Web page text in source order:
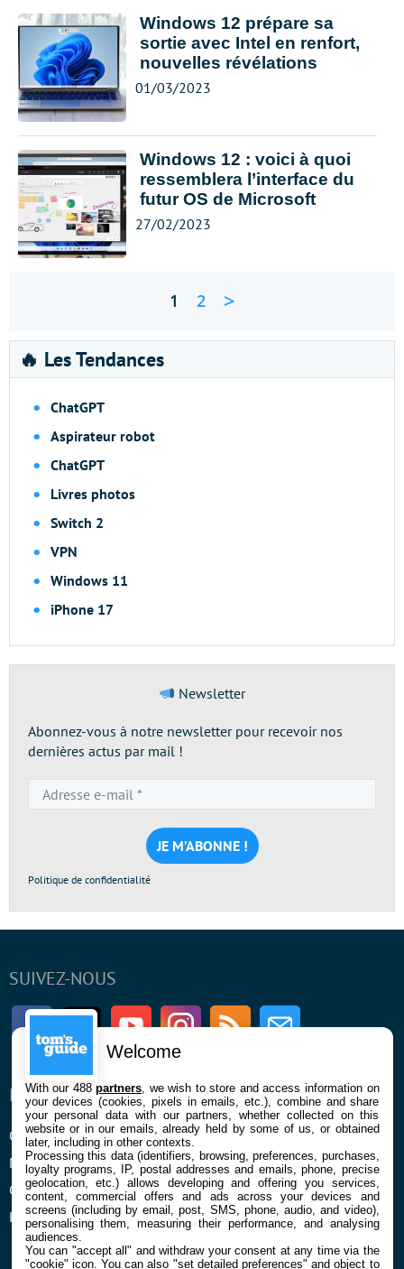
Windows 12 prépare sa
sortie avec Intel en renfort,
nouvelles révélations
01/03/2023
Windows 12 : voici à quoi
ressemblera l’interface du
futur OS de Microsoft
27/02/2023
1 2 >
🔥 Les Tendances
ChatGPT
Aspirateur robot
ChatGPT
Livres photos
Switch 2
VPN
Windows 11
iPhone 17
Newsletter
Abonnez-vous à notre newsletter pour recevoir nos
dernières actus par mail !
e-
mail
*
Politique de confidentialité
SUIVEZ-NOUS
FacebookTwitter Youtube InstagramRSS Newsletter
ENTREPRISE
Qui sommes nous
Mentions légales et CGU
Confidentialité et Cookies
Préférences cookies
À PROPOS
La rédaction
Contact
Welcome
With our 488partners , we wish to store and access information on
your devices (cookies, pixels in emails, etc.), combine and share
your personal data with our partners, whether collected on this
website or in our emails, already held by some of us, or obtained
later, including in other contexts.
Processing this data (identifiers, browsing, preferences, purchases,
loyalty programs, IP, postal addresses and emails, phone, precise
geolocation, etc.) allows developing and offering you services,
content, commercial offers and ads across your devices and
screens (including by email, post, SMS, phone, audio, and video),
personalising them, measuring their performance, and analysing
audiences.
You can "accept all" and withdraw your consent at any time via the
"cookie" icon. You can also "set detailed preferences" and object to